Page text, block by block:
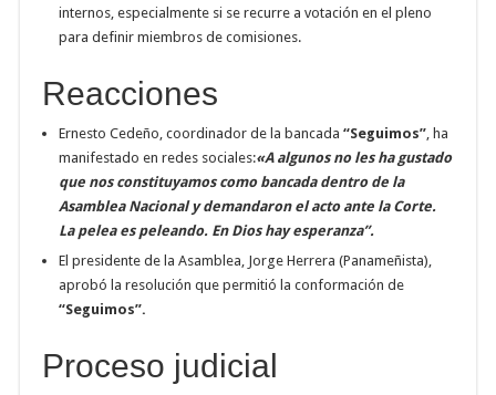
internos, especialmente si se recurre a votación en el pleno
para definir miembros de comisiones.
Reacciones
Ernesto Cedeño, coordinador de la bancada“Seguimos” , ha
manifestado en redes sociales:«A algunos no les ha gustado
que nos constituyamos como bancada dentro de la
Asamblea Nacional y demandaron el acto ante la Corte.
La pelea es peleando. En Dios hay esperanza”.
El presidente de la Asamblea, Jorge Herrera (Panameñista),
aprobó la resolución que permitió la conformación de
“Seguimos”.
Proceso judicial